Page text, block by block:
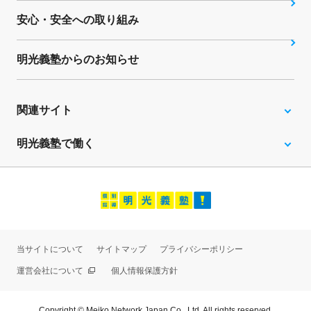
安心・安全への取り組み
明光義塾からのお知らせ
関連サイト
明光義塾で働く
当サイトについて サイトマップ プライバシーポリシー
運営会社について 個人情報保護方針